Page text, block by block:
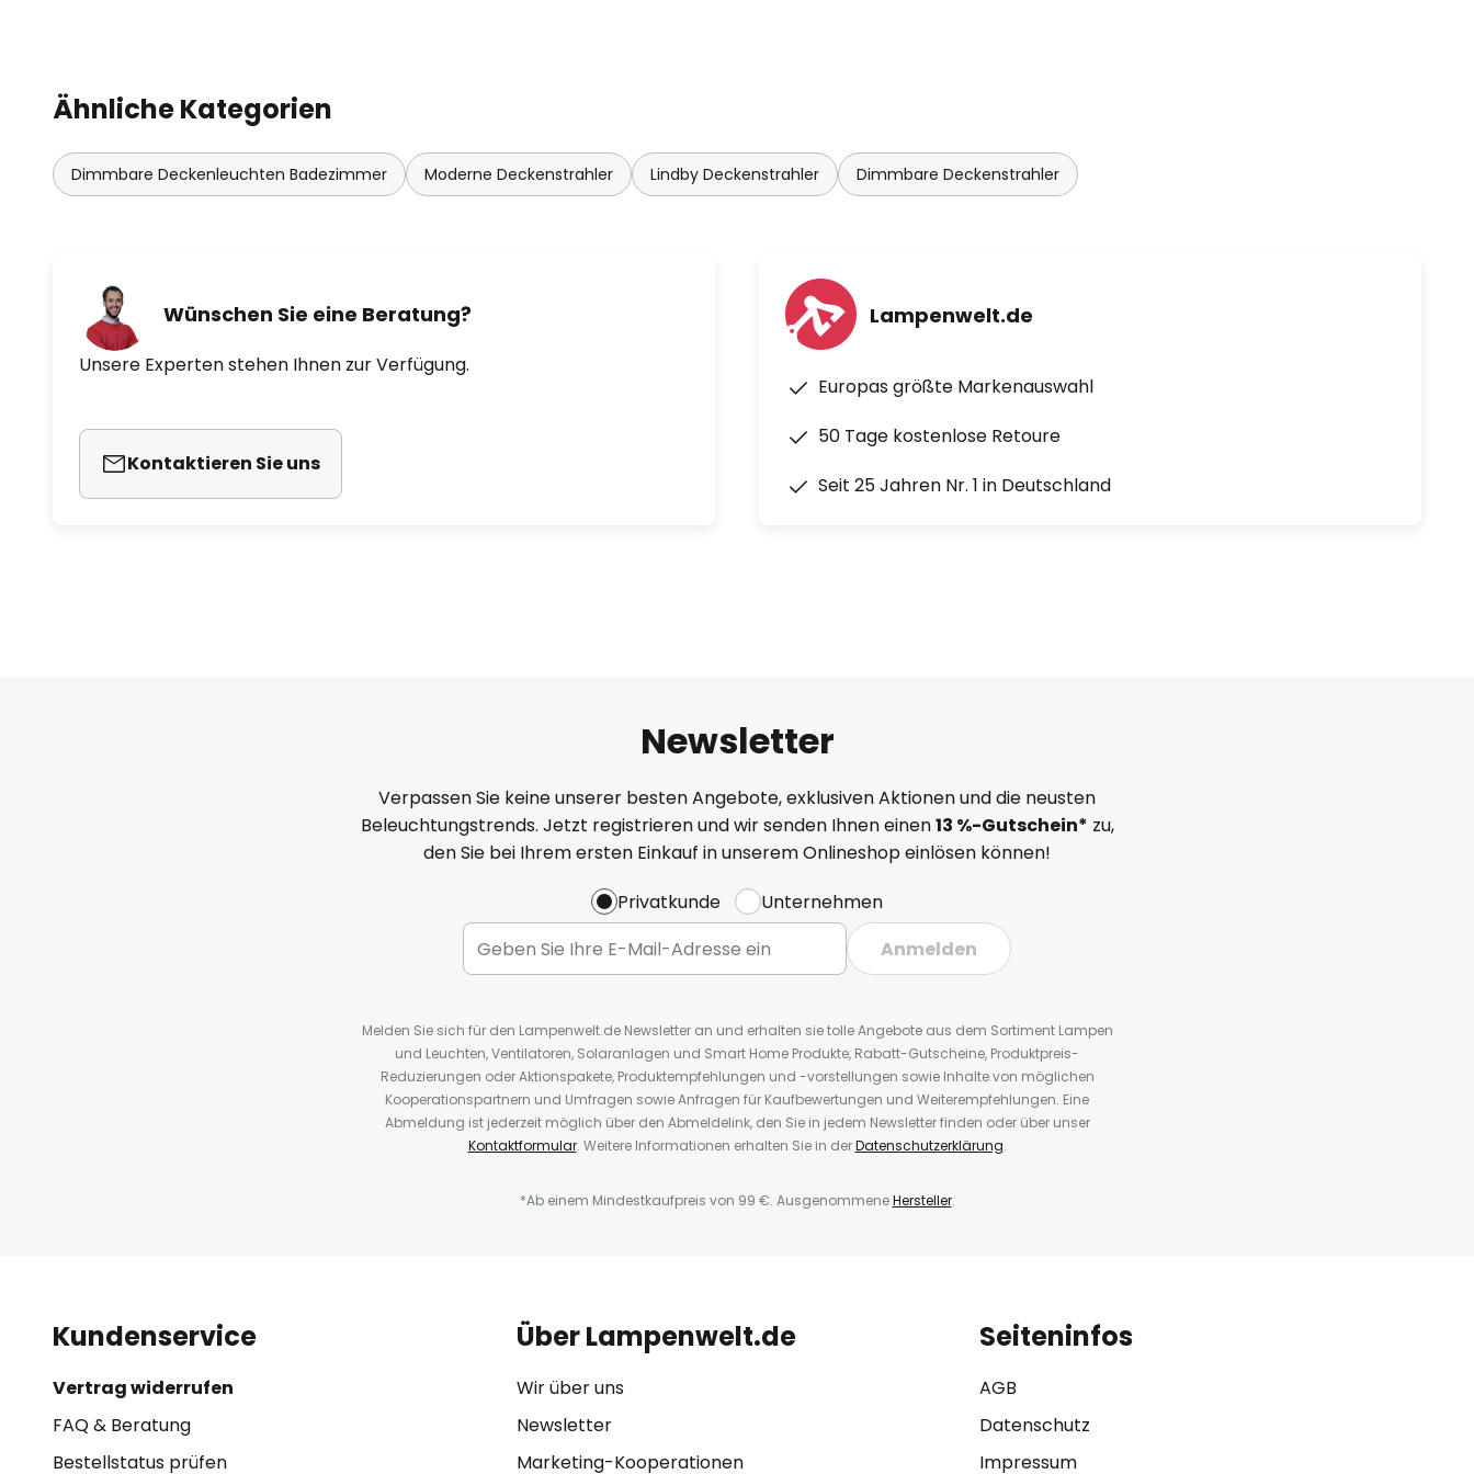
Ähnliche Kategorien
Dimmbare Deckenleuchten Badezimmer Moderne Deckenstrahler Lindby Deckenstrahler Dimmbare Deckenstrahler
Wünschen Sie eine Beratung?
Unsere Experten stehen Ihnen zur Verfügung.
Kontaktieren Sie uns
Lampenwelt.de
Europas größte Markenauswahl
50 Tage kostenlose Retoure
Seit 25 Jahren Nr. 1 in Deutschland
Newsletter
Verpassen Sie keine unserer besten Angebote, exklusiven Aktionen und die neusten
Beleuchtungstrends. Jetzt registrieren und wir senden Ihnen einen13 %-Gutschein* zu,
den Sie bei Ihrem ersten Einkauf in unserem Onlineshop einlösen können!
Privatkunde
Unternehmen
Anmelden
Melden Sie sich für den Lampenwelt.de Newsletter an und erhalten sie tolle Angebote aus dem Sortiment Lampen
und Leuchten, Ventilatoren, Solaranlagen und Smart Home Produkte, Rabatt-Gutscheine, Produktpreis-
Reduzierungen oder Aktionspakete, Produktempfehlungen und -vorstellungen sowie Inhalte von möglichen
Kooperationspartnern und Umfragen sowie Anfragen für Kaufbewertungen und Weiterempfehlungen. Eine
Abmeldung ist jederzeit möglich über den Abmeldelink, den Sie in jedem Newsletter finden oder über unser
Kontaktformular. Weitere Informationen erhalten Sie in derDatenschutzerklärung.
*Ab einem Mindestkaufpreis von 99 €. AusgenommeneHersteller.
Kundenservice
Vertrag widerrufen
FAQ & Beratung
Bestellstatus prüfen
Über Lampenwelt.de
Wir über uns
Newsletter
Marketing-Kooperationen
Seiteninfos
AGB
Datenschutz
Impressum